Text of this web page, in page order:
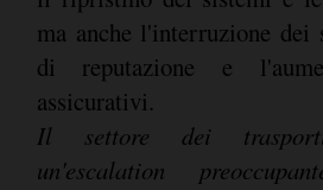
ma anche l'interruzione
di reputazione e
assicurativi.
Il settore dei
un'escalation